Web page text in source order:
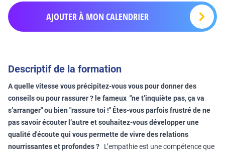
AJOUTER À MON CALENDRIER
Descriptif de la formation
A quelle vitesse vous précipitez-vous vous pour donner des
conseils ou pour rassurer ? le fameux "ne t’inquiète pas, ça va
s’arranger" ou bien "rassure toi !" Êtes-vous parfois frustré de ne
pas savoir écouter l’autre et souhaitez-vous développer une
qualité d'écoute qui vous permette de vivre des relations
nourrissantes et profondes ? L’empathie est une compétence que